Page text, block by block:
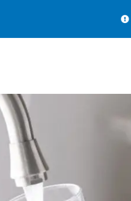
ALERTE SÉ